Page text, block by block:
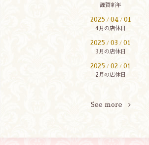
謹賀新年
2025 / 04 / 01
4月の店休日
2025 / 03 / 01
3月の店休日
2025 / 02 / 01
2月の店休日
See more